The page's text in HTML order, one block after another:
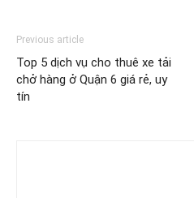
Previous article
Top 5 dịch vụ cho thuê xe tải
chở hàng ở Quận 6 giá rẻ, uy
tín